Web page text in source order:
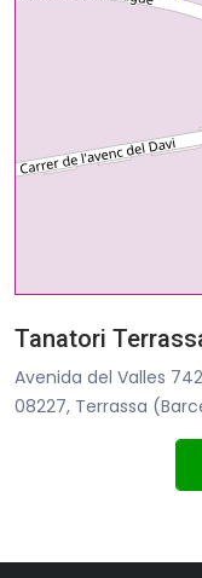
Tanatori
Avenida del Valles 742
08227, Terrassa